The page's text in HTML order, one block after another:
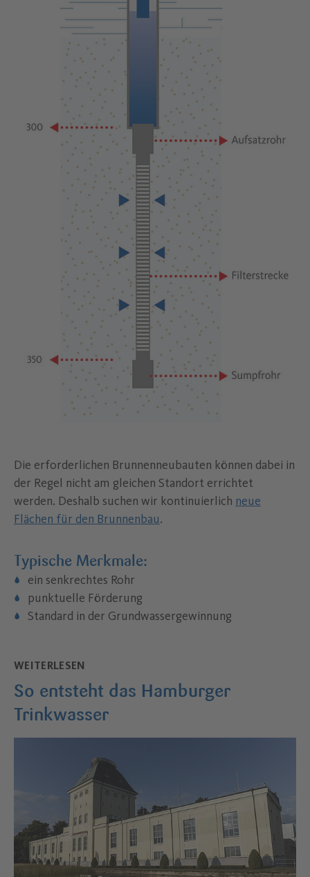
Die erforderlichen Brunnenneubauten können dabei in
der Regel nicht am gleichen Standort errichtet
werden. Deshalb suchen wir kontinuierlich neue
Flächen für den Brunnenbau.
Typische Merkmale:
ein senkrechtes Rohr
punktuelle Förderung
Standard in der Grundwassergewinnung
So entsteht das Hamburger
Trinkwasser
–
WEITERLESEN